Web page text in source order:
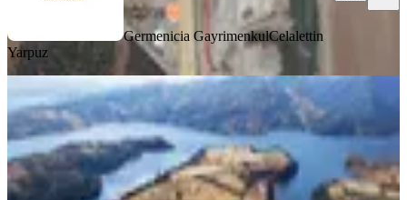
Germenicia GayrimenkulCelalettin
Yarpuz
TAKASLI
Yeni Rota'dan Döngele'de Baraj
Manzaralı 15.000m2 Satılık Tarla
Onikişubat, Döngele Mahallesi
15091 m²·994/m²·31.07.2026